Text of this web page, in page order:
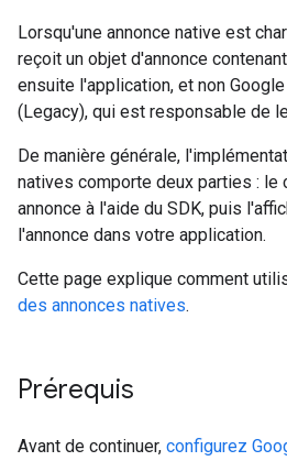
Lorsqu'une annonce native est
reçoit un objet d'annonce
ensuite l'application, et non
(Legacy), qui est responsable de
De manière générale,
natives comporte deux parties : le
annonce à l'aide du SDK, puis
l'annonce dans votre application.
Cette page explique comment
des annonces natives.
Prérequis
Avant de continuer, configurez